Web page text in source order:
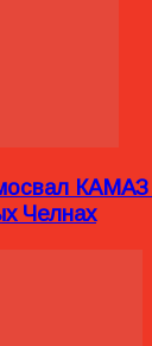
КАМАЗ
Челнах